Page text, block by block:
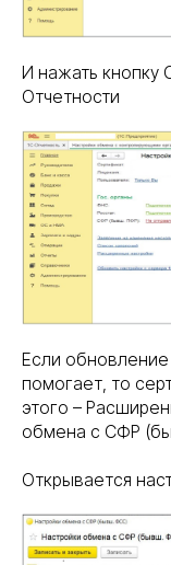
И нажать кнопку
Отчетности
Если
помогает, то
этого –
обмена с СФР
Открывается